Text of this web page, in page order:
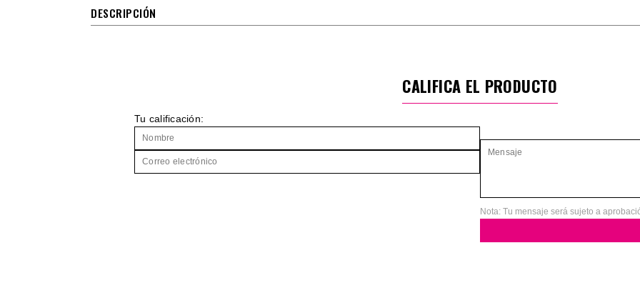
DESCRIPCIÓN
CALIFICA EL PRODUCTO
Tu calificación:
Nota: Tu mensaje será sujeto a